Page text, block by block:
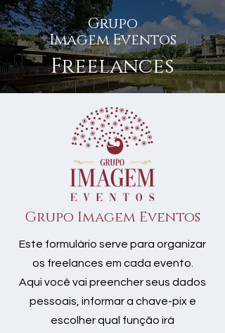
Grupo
Imagem Eventos
Freelances
Grupo Imagem Eventos
Este formulário serve para organizar
os freelances em cada evento.
Aqui você vai preencher seus dados
pessoais, informar a chave-pix e
escolher qual função irá